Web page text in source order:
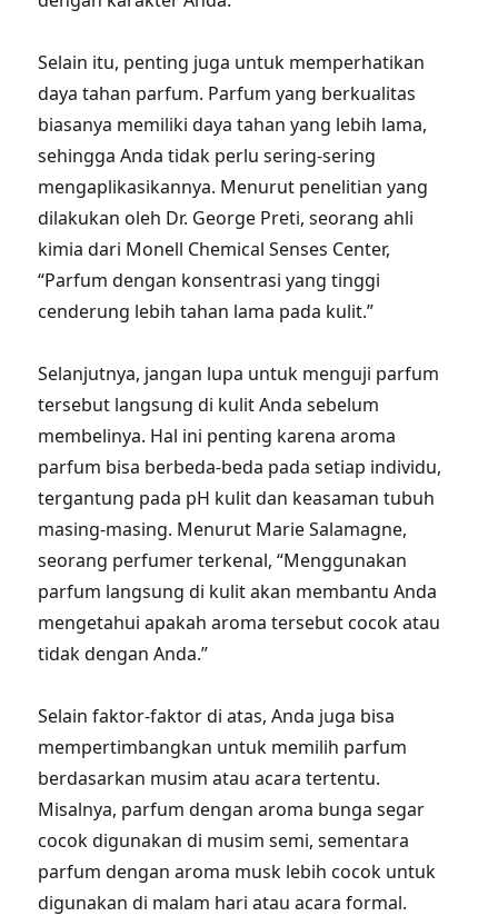
Selain itu, penting juga untuk memperhatikan
daya tahan parfum. Parfum yang berkualitas
biasanya memiliki daya tahan yang lebih lama,
sehingga Anda tidak perlu sering-sering
mengaplikasikannya. Menurut penelitian yang
dilakukan oleh Dr. George Preti, seorang ahli
kimia dari Monell Chemical Senses Center,
“Parfum dengan konsentrasi yang tinggi
cenderung lebih tahan lama pada kulit.”
Selanjutnya, jangan lupa untuk menguji parfum
tersebut langsung di kulit Anda sebelum
membelinya. Hal ini penting karena aroma
parfum bisa berbeda-beda pada setiap individu,
tergantung pada pH kulit dan keasaman tubuh
masing-masing. Menurut Marie Salamagne,
seorang perfumer terkenal, “Menggunakan
parfum langsung di kulit akan membantu Anda
mengetahui apakah aroma tersebut cocok atau
tidak dengan Anda.”
Selain faktor-faktor di atas, Anda juga bisa
mempertimbangkan untuk memilih parfum
berdasarkan musim atau acara tertentu.
Misalnya, parfum dengan aroma bunga segar
cocok digunakan di musim semi, sementara
parfum dengan aroma musk lebih cocok untuk
digunakan di malam hari atau acara formal.